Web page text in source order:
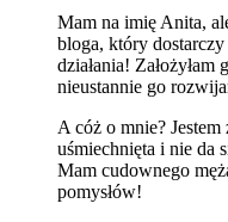
Mam na imię Anita,
bloga, który
działania!
nieustannie go
A cóż o mnie?
uśmiechnięta i nie da
Mam cudownego
pomysłów!